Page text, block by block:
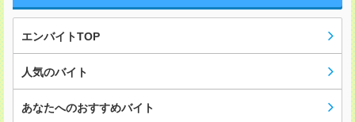
エンバイトTOP
人気のバイト
あなたへのおすすめバイト